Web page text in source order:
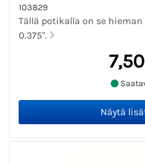
103829
Tällä potikalla on se
0.375".